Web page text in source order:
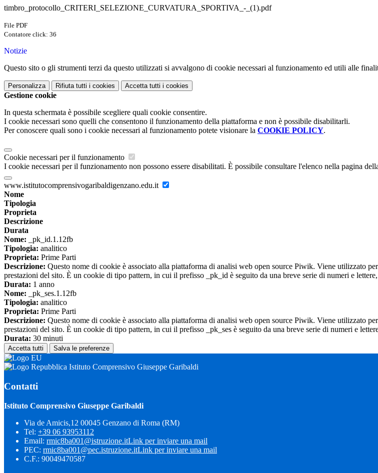
timbro_protocollo_CRITERI_SELEZIONE_CURVATURA_SPORTIVA_-_(1).pdf
File PDF
Contatore click: 36
Notizie
Questo sito o gli strumenti terzi da questo utilizzati si avvalgono di cookie necessari al funzionamento ed utili alle
Personalizza Rifiuta tutti i cookies Accetta tutti i cookies
Gestione cookie
In questa schermata è possibile scegliere quali cookie consentire.
I cookie necessari sono quelli che consentono il funzionamento della piattaforma e non è possibile disabilitarli.
Per conoscere quali sono i cookie necessari al funzionamento potete visionare la COOKIE POLICY.
Cookie necessari per il funzionamento
I cookie necessari per il funzionamento non possono essere disabilitati. È possibile consultare l'elenco nella pagina
www.istitutocomprensivogaribaldigenzano.edu.it
Nome
Tipologia
Proprieta
Descrizione
Durata
Nome: _pk_id.1.12fb
Tipologia: analitico
Proprieta: Prime Parti
Descrizione: Questo nome di cookie è associato alla piattaforma di analisi web open source Piwik. Viene utilizzato
prestazioni del sito. È un cookie di tipo pattern, in cui il prefisso _pk_id è seguito da una breve serie di numeri e
Durata: 1 anno
Nome: _pk_ses.1.12fb
Tipologia: analitico
Proprieta: Prime Parti
Descrizione: Questo nome di cookie è associato alla piattaforma di analisi web open source Piwik. Viene utilizzato
prestazioni del sito. È un cookie di tipo pattern, in cui il prefisso _pk_ses è seguito da una breve serie di numeri e
Durata: 30 minuti
Accetta tutti Salva le preferenze
Istituto Comprensivo Giuseppe Garibaldi
Contatti
Istituto Comprensivo Giuseppe Garibaldi
Via de Amicis,12 00045 Genzano di Roma (RM)
Tel: +39 06 93953112
Email: rmic8ba001@istruzione.itLink per inviare una mail
PEC: rmic8ba001@pec.istruzione.itLink per inviare una mail
C.F.: 90049470587